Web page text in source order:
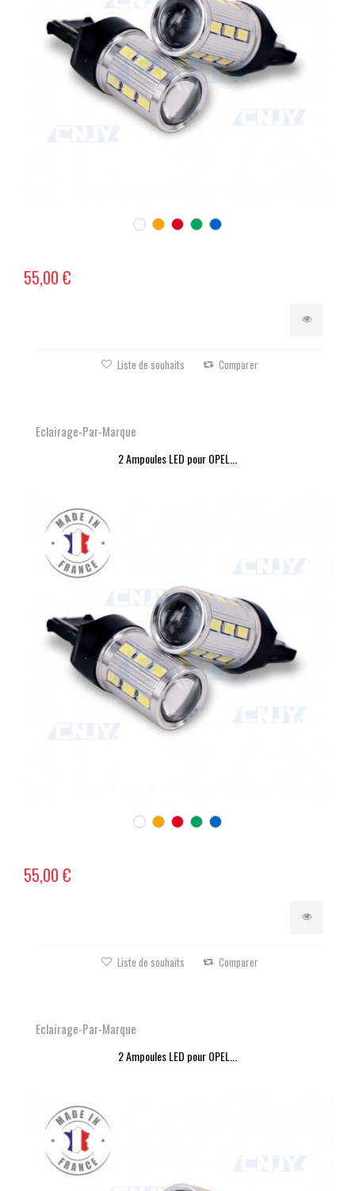
55,00 €
Liste de souhaits Comparer
Eclairage-Par-Marque
2 Ampoules LED pour OPEL...
55,00 €
Liste de souhaits Comparer
Eclairage-Par-Marque
2 Ampoules LED pour OPEL...